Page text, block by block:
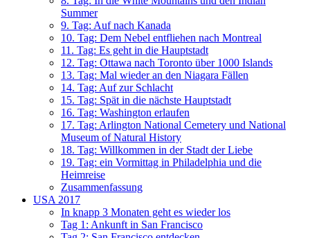
Summer
9. Tag: Auf nach Kanada
10. Tag: Dem Nebel entfliehen nach Montreal
11. Tag: Es geht in die Hauptstadt
12. Tag: Ottawa nach Toronto über 1000 Islands
13. Tag: Mal wieder an den Niagara Fällen
14. Tag: Auf zur Schlacht
15. Tag: Spät in die nächste Hauptstadt
16. Tag: Washington erlaufen
17. Tag: Arlington National Cemetery und National
Museum of Natural History
18. Tag: Willkommen in der Stadt der Liebe
19. Tag: ein Vormittag in Philadelphia und die
Heimreise
Zusammenfassung
USA 2017
In knapp 3 Monaten geht es wieder los
Tag 1: Ankunft in San Francisco